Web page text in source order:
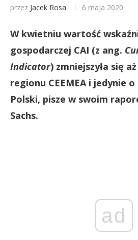
przez Jacek Rosa 6 maja 2020
W kwietniu wartość
gospodarczej CAI (z ang.
Indicator) zmniejszyła się
regionu CEEMEA i jedynie
Polski, pisze w swoim
Sachs.
ad